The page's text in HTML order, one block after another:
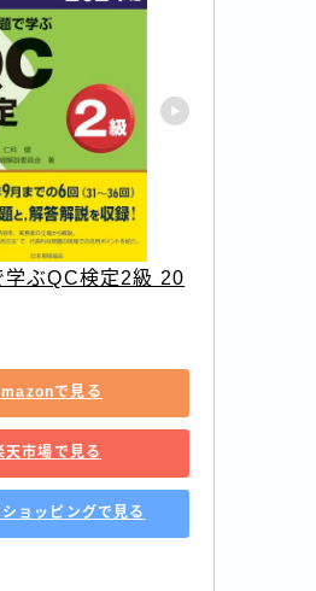
学ぶQC検定2級 20
で見る
天市場で見る
ョッピングで見る